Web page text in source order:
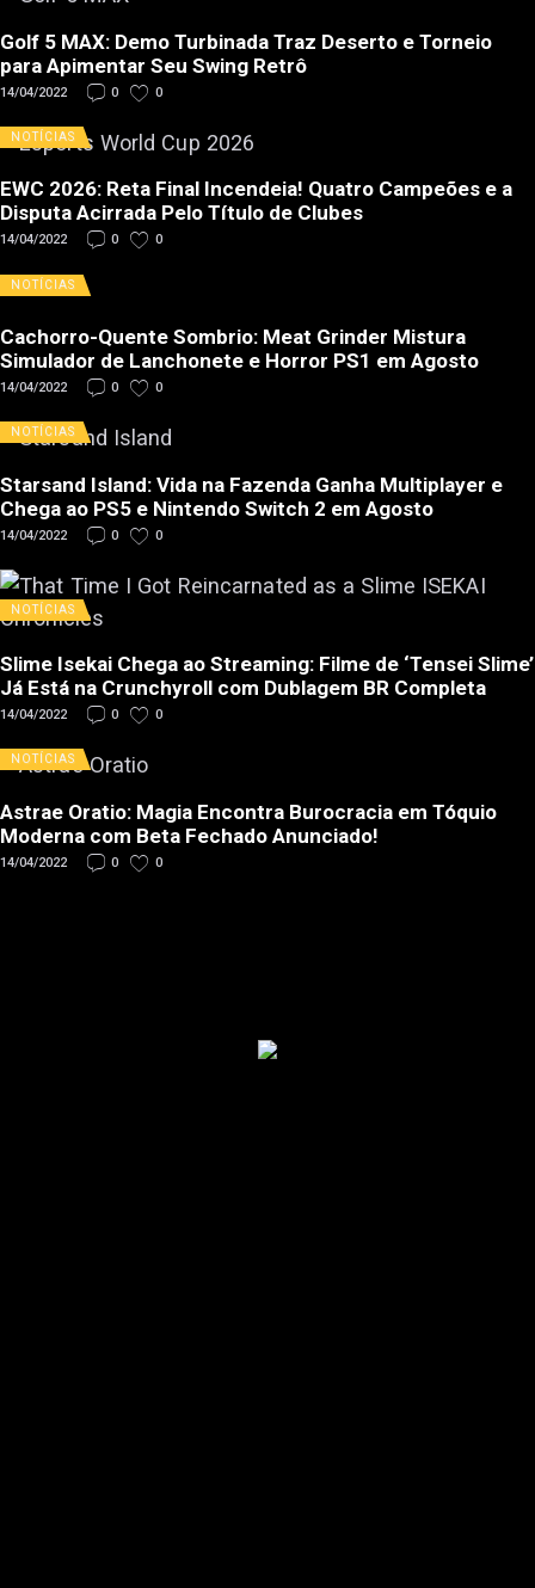
Golf 5 MAX: Demo Turbinada Traz Deserto e Torneio
para Apimentar Seu Swing Retrô
14/04/2022 0 0
NOTÍCIAS
EWC 2026: Reta Final Incendeia! Quatro Campeões e a
Disputa Acirrada Pelo Título de Clubes
14/04/2022 0 0
NOTÍCIAS
Cachorro-Quente Sombrio: Meat Grinder Mistura
Simulador de Lanchonete e Horror PS1 em Agosto
14/04/2022 0 0
NOTÍCIAS
Starsand Island: Vida na Fazenda Ganha Multiplayer e
Chega ao PS5 e Nintendo Switch 2 em Agosto
14/04/2022 0 0
NOTÍCIAS
Slime Isekai Chega ao Streaming: Filme de ‘Tensei Slime’
Já Está na Crunchyroll com Dublagem BR Completa
14/04/2022 0 0
NOTÍCIAS
Astrae Oratio: Magia Encontra Burocracia em Tóquio
Moderna com Beta Fechado Anunciado!
14/04/2022 0 0